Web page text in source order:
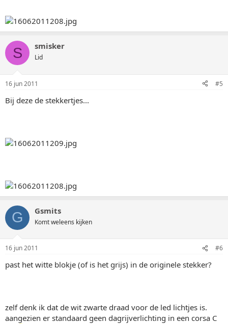
S smisker
Lid
16 jun 2011 #5
Bij deze de stekkertjes...
G Gsmits
Komt weleens kijken
16 jun 2011 #6
past het witte blokje (of is het grijs) in de originele stekker?
zelf denk ik dat de wit zwarte draad voor de led lichtjes is.
aangezien er standaard geen dagrijverlichting in een corsa C